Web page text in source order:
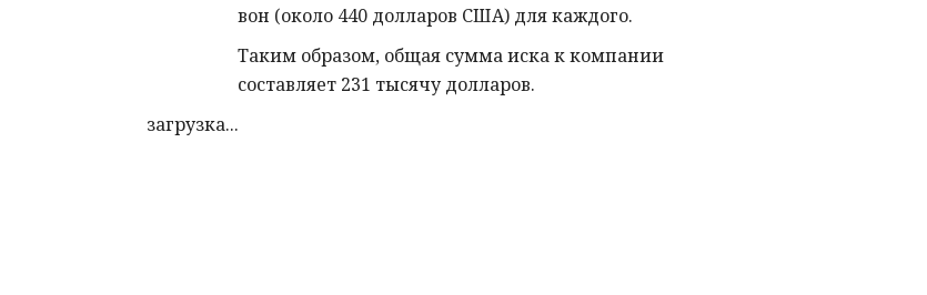
вон (около 440 долларов США) для каждого.
Таким образом, общая сумма иска к компании
составляет 231 тысячу долларов.
загрузка...